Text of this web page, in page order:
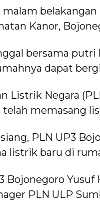
malam
Kanor,
bersama putri
dapat
Listrik Negara
telah memasang
PLN UP3
listrik baru di
Bojonegoro
PLN ULP